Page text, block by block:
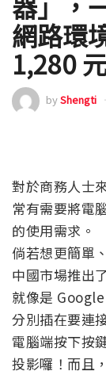
網路環
1,280
byShengti
對於商務人士
常有需要將電
的使用需求。
倘若想更簡單
中國市場推出
就像是
分別插在要連
電腦端按下按
投影囉！而且